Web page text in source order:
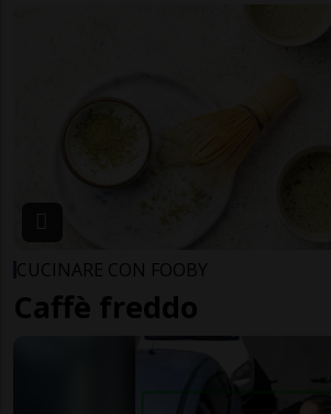
CUCINARE CON FOOBY
Caffè freddo